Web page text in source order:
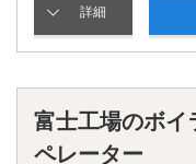
富士工場のボイ
ペレーター